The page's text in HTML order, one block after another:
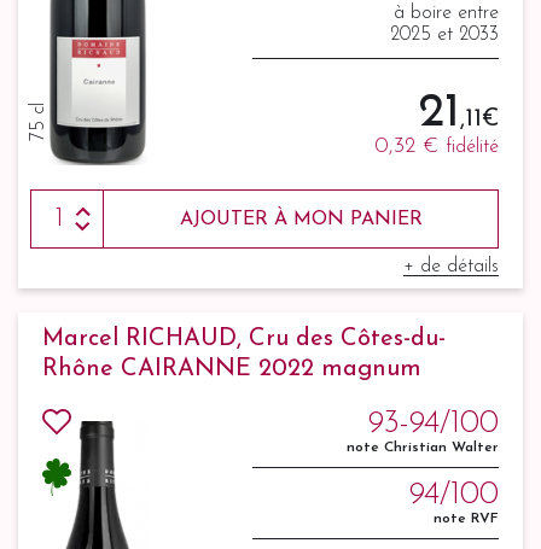
75 cl
à boire entre
2025 et 2033
21 ,11 €
0,32 € fidélité
AJOUTER À MON PANIER
+ de détails
Marcel RICHAUD, Cru des Côtes-du-
Rhône CAIRANNE 2022 magnum
93-94/100
note Christian Walter
94/100
note RVF